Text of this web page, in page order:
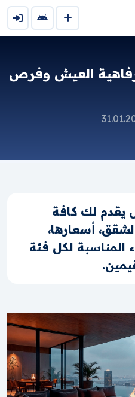
العيش وفرص
يقدم لك كافة
أسعارها،
المناسبة لكل فئة